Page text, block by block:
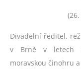
Divadelní ředitel,
v Brně v letech
moravskou činohru